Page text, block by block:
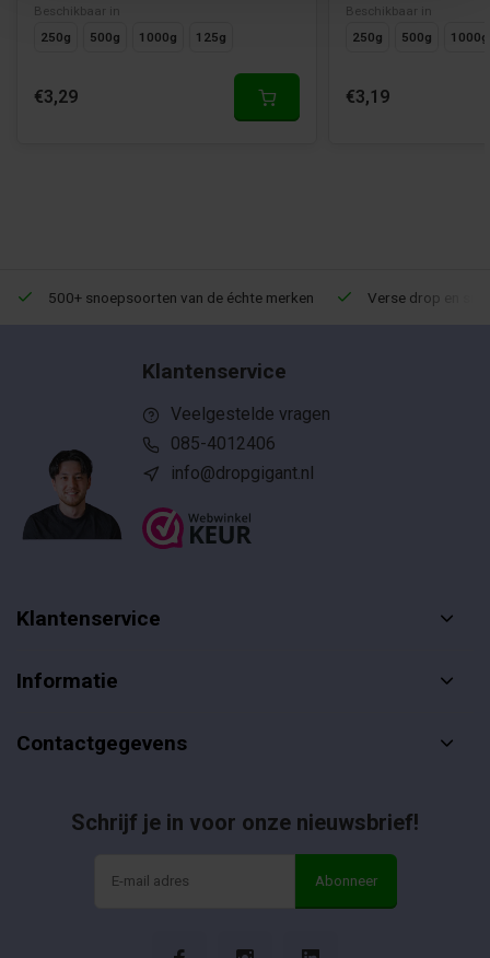
Beschikbaar in
250g
500g 1000g 125g
€3,29
Beschikbaar in
250g
500g 1000g
€3,19
500+ snoepsoorten van de échte merken Verse drop en
Klantenservice
Veelgestelde vragen
085-4012406
info@dropgigant.nl
Klantenservice
Informatie
Contactgegevens
Schrijf je in voor onze nieuwsbrief!
Abonneer